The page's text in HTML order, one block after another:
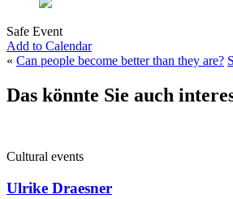
Safe Event
Add to Calendar
« Can people become better than they are?
Das könnte Sie auch
Cultural events
Ulrike Draesner